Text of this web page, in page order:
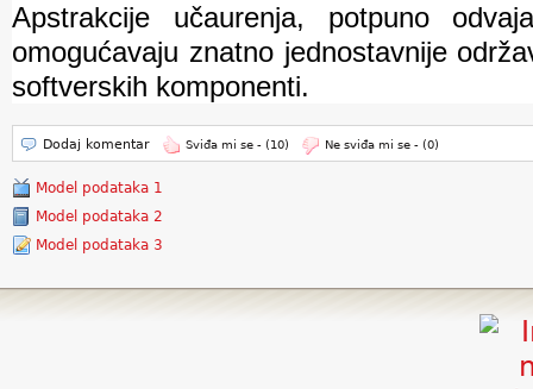
Apstrakcije učaurenja, potpuno
omogućavaju znatno jednostavnije
softverskih komponenti.
Dodaj komentar Sviđa mi se - (10) Ne sviđa mi se - (0)
Model podataka 1
Model podataka 2
Model podataka 3